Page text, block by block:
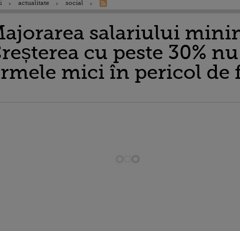
actualitate social
salariului
cu peste 30%
mici în pericol de